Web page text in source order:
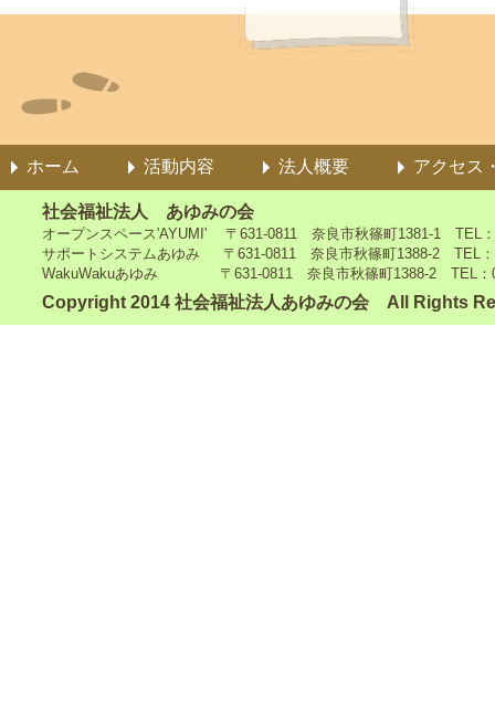
ホーム 活動内容 法人概要 アクセス
社会福祉法人 あゆみの会
オープンスペース'AYUMI' 〒631-0811 奈良市秋篠町1381-1 TEL
サポートシステムあゆみ 〒631-0811 奈良市秋篠町1388-2 TEL：
WakuWakuあゆみ 〒631-0811 奈良市秋篠町1388-2 TEL：
Copyright 2014 社会福祉法人あゆみの会 All Rights